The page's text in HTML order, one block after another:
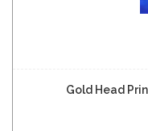
Gold Head